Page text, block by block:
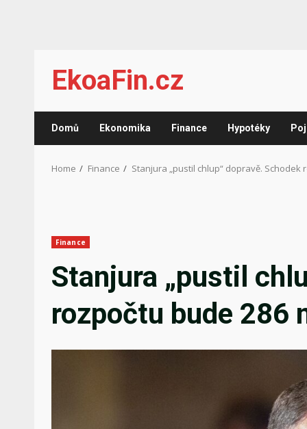
content
EkoaFin.cz
Domů Ekonomika Finance Hypotéky
Home Finance Stanjura „pustil chlup“ dopravě.
Finance
Stanjura „pustil
rozpočtu bude 286